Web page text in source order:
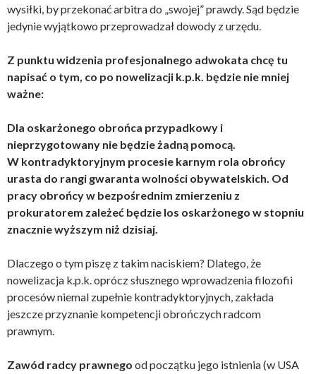
wysiłki, by przekonać arbitra do „swojej” prawdy. Sąd będzie
jedynie wyjątkowo przeprowadzał dowody z urzędu.
Z punktu widzenia profesjonalnego adwokata chcę tu
napisać o tym, co po nowelizacji k.p.k. będzie nie mniej
ważne:
Dla oskarżonego obrońca przypadkowy i
nieprzygotowany nie będzie żadną pomocą.
W kontradyktoryjnym procesie karnym rola obrońcy
urasta do rangi gwaranta wolności obywatelskich. Od
pracy obrońcy w bezpośrednim zmierzeniu z
prokuratorem zależeć będzie los oskarżonego w stopniu
znacznie wyższym niż dzisiaj.
Dlaczego o tym piszę z takim naciskiem? Dlatego, że
nowelizacja k.p.k. oprócz słusznego wprowadzenia filozofii
procesów niemal zupełnie kontradyktoryjnych, zakłada
jeszcze przyznanie kompetencji obrończych radcom
prawnym.
Zawód radcy prawnego od początku jego istnienia (w USA